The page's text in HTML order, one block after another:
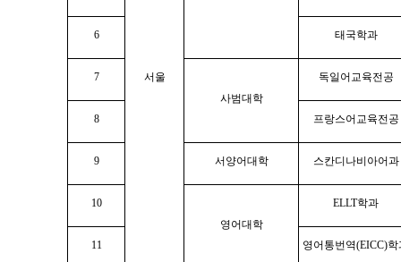
서울
6 태국학과
7
사범대학
독일어교육전공
8 프랑스어교육전공
9 서양어대학 스칸디나비아어과
10
영어대학
ELLT학과
11 영어통번역(EICC)학